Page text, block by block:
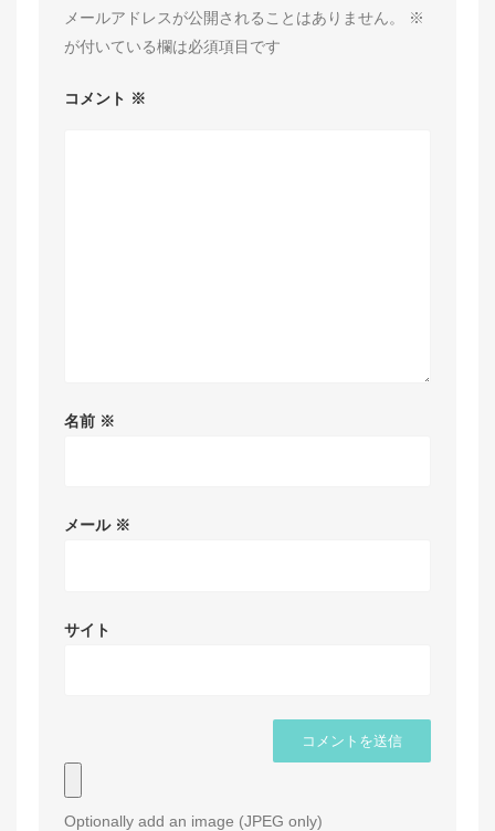
メールアドレスが公開されることはありません。
※
が付いている欄は必須項目です
コメント ※
名前 ※
メール ※
サイト
Optionally add an image (JPEG only)